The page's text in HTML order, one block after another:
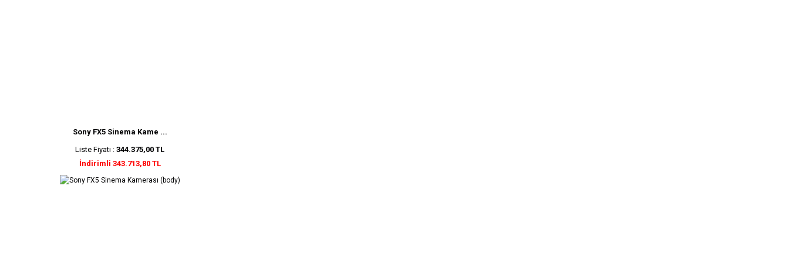
Sony FX5 Sinema Kame ...
Liste Fiyatı : 344.375,00 TL
İndirimli 343.713,80 TL